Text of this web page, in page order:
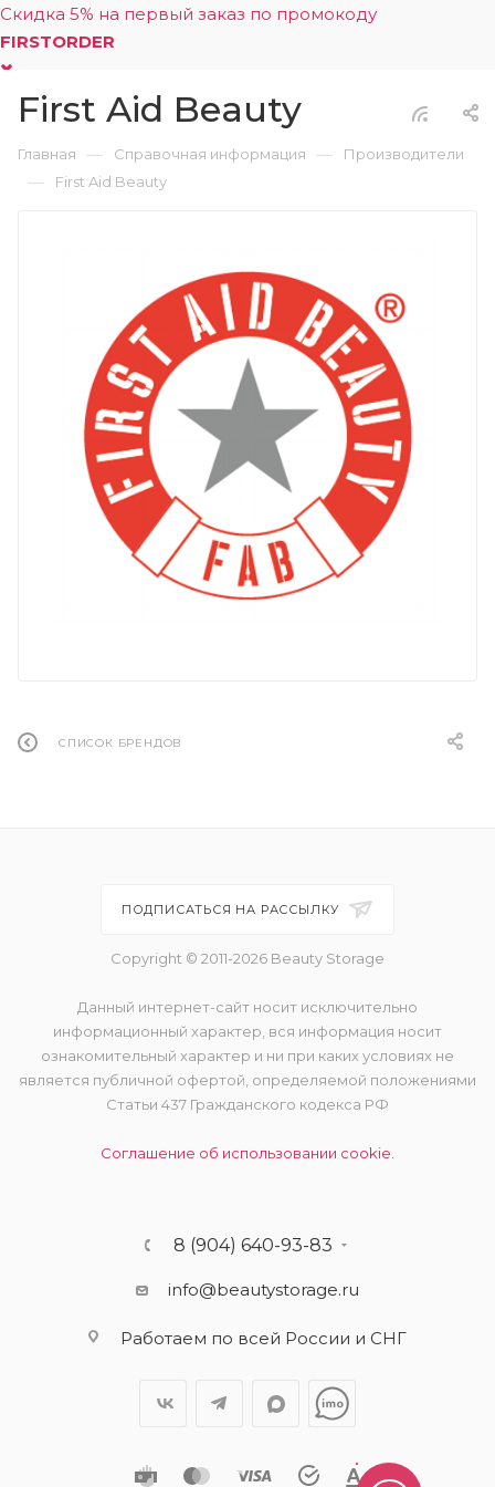
Скидка 5% на первый заказ по промокоду
FIRSTORDER
0
First Aid Beauty
Главная — Справочная информация — Производители
— First Aid Beauty
СПИСОК БРЕНДОВ
ПОДПИСАТЬСЯ НА РАССЫЛКУ
Copyright © 2011-2026 Beauty Storage
Данный интернет-сайт носит исключительно
информационный характер, вся информация носит
ознакомительный характер и ни при каких условиях не
является публичной офертой, определяемой положениями
Статьи 437 Гражданского кодекса РФ
Соглашение об использовании cookie.
8 (904) 640-93-83
info@beautystorage.ru
Работаем по всей России и СНГ